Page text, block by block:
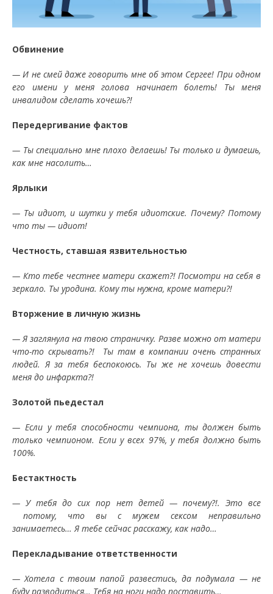
Обвинение
— И не смей даже говорить мне об этом Сергее! При одном
его имени у меня голова начинает болеть! Ты меня
инвалидом сделать хочешь?!
Передергивание фактов
— Ты специально мне плохо делаешь! Ты только и думаешь,
как мне насолить…
Ярлыки
— Ты идиот, и шутки у тебя идиотские. Почему? Потому
что ты — идиот!
Честность, ставшая язвительностью
— Кто тебе честнее матери скажет?! Посмотри на себя в
зеркало. Ты уродина. Кому ты нужна, кроме матери?!
Вторжение в личную жизнь
— Я заглянула на твою страничку. Разве можно от матери
что-то скрывать?! Ты там в компании очень странных
людей. Я за тебя беспокоюсь. Ты же не хочешь довести
меня до инфаркта?!
Золотой пьедестал
— Если у тебя способности чемпиона, ты должен быть
только чемпионом. Если у всех 97%, у тебя должно быть
100%.
Бестактность
— У тебя до сих пор нет детей — почему?!. Это все
потому, что вы с мужем сексом неправильно
занимаетесь… Я тебе сейчас расскажу, как надо…
Перекладывание ответственности
— Хотела с твоим папой развестись, да подумала — не
буду разводиться… Тебя на ноги надо поставить…